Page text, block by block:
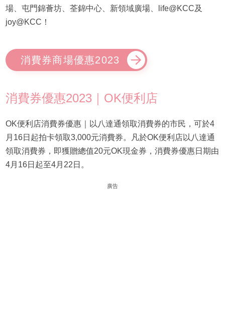
場、屯門錦薈坊、荃錦中心、新領域廣場、life@KCC及
joy@KCC！
消費券商場優惠2023
消費券優惠2023｜OK便利店
OK便利店消費券優惠｜以八達通領取消費券的市民，可於4
月16日起拍卡領取3,000元消費券。凡於OK便利店以八達通
領取消費券，即獲贈總值20元OK現金券，消費券優惠日期由
4月16日起至4月22日。
廣告